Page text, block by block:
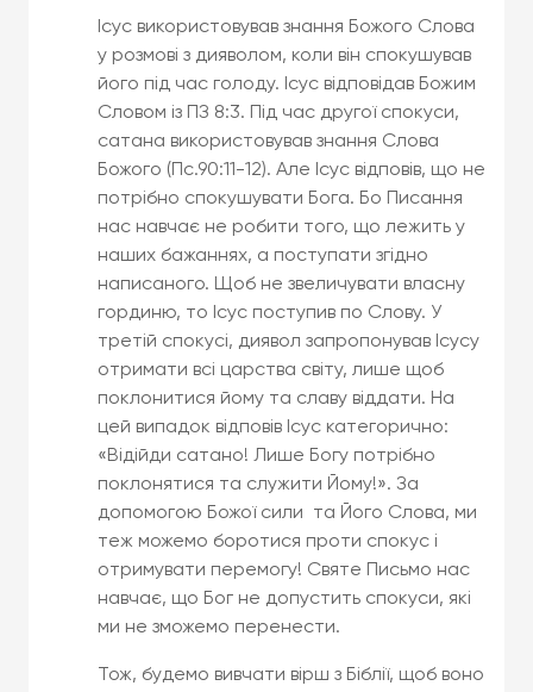
Ісус використовував знання Божого Слова
у розмові з дияволом, коли він спокушував
його під час голоду. Ісус відповідав Божим
Словом із ПЗ 8:3. Під час другої спокуси,
сатана використовував знання Слова
Божого (Пс.90:11-12). Але Ісус відповів, що не
потрібно спокушувати Бога. Бо Писання
нас навчає не робити того, що лежить у
наших бажаннях, а поступати згідно
написаного. Щоб не звеличувати власну
гординю, то Ісус поступив по Слову. У
третій спокусі, диявол запропонував Ісусу
отримати всі царства світу, лише щоб
поклонитися йому та славу віддати. На
цей випадок відповів Ісус категорично:
«Відійди сатано! Лише Богу потрібно
поклонятися та служити Йому!». За
допомогою Божої сили та Його Слова, ми
теж можемо боротися проти спокус і
отримувати перемогу! Святе Письмо нас
навчає, що Бог не допустить спокуси, які
ми не зможемо перенести.
Тож, будемо вивчати вірш з Біблії, щоб воно